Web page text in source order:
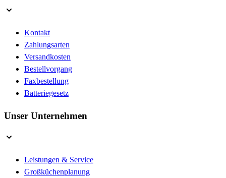
Kontakt
Zahlungsarten
Versandkosten
Bestellvorgang
Faxbestellung
Batteriegesetz
Unser Unternehmen
Leistungen & Service
Großküchenplanung